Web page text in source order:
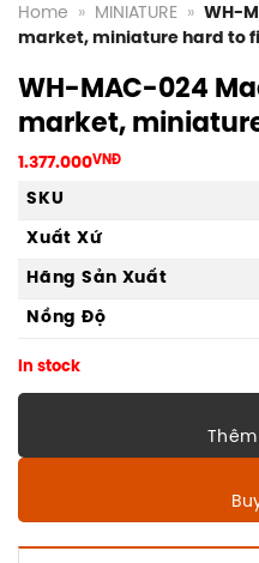
Home » MINIATURE » WH-
market, miniature hard to
WH-MAC-024
market,
1.377.000VNĐ
SKU
Xuất Xứ
Hãng Sản Xuất
Nồng Độ
In stock